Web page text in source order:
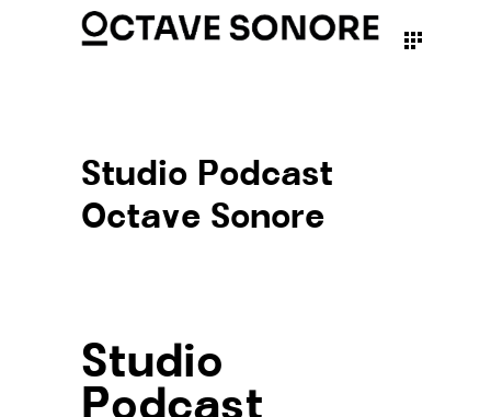
Studio Podcast
Octave Sonore
Studio